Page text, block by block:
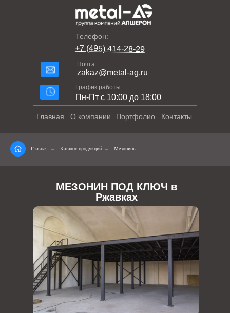
Телефон:
+7 (495) 414-28-29
Почта:
zakaz@metal-ag.ru
График работы:
Пн-Пт с 10:00 до 18:00
Контакты
Портфолио
О компании
Главная
Главная → Каталог продукций → Мезонины
МЕЗОНИН ПОД КЛЮЧ в
Ржавках